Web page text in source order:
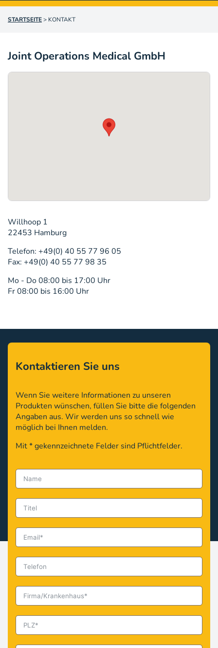
STARTSEITE> KONTAKT
Joint Operations Medical GmbH
Willhoop 1
22453 Hamburg
Telefon: +49(0) 40 55 77 96 05
Fax: +49(0) 40 55 77 98 35
Mo - Do 08:00 bis 17:00 Uhr
Fr 08:00 bis 16:00 Uhr
Kontaktieren Sie uns
Wenn Sie weitere Informationen zu unseren
Produkten wünschen, füllen Sie bitte die folgenden
Angaben aus. Wir werden uns so schnell wie
möglich bei Ihnen melden.
Mit * gekennzeichnete Felder sind Pflichtfelder.